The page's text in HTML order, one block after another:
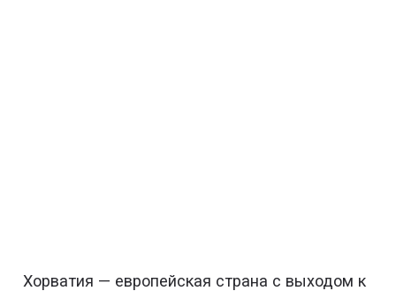
Хорватия — европейская страна с выходом к